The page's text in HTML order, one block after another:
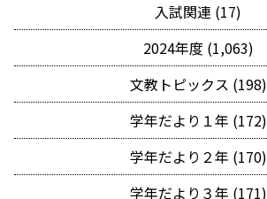
入試関連 (17)
2024年度 (1,063)
文教トピックス (198)
学年だより１年 (172)
学年だより２年 (170)
学年だより３年 (171)